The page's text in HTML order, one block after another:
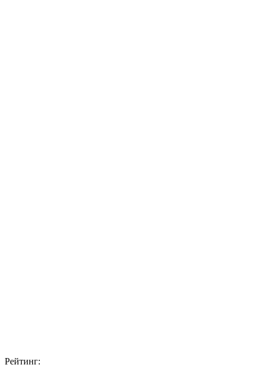
Рейтинг: